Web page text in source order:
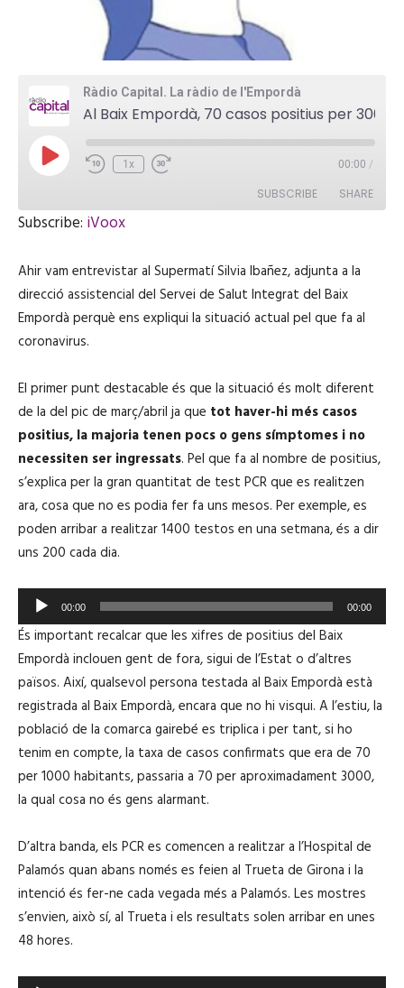
Ràdio Capital. La ràdio de l'Empordà
P
l
E
p
o
e
1x 00:00 /
SUBSCRIBE SHARE
RSS FEED
LINK
EMBED
Subscribe: iVoox
Ahir vam entrevistar al Supermatí Silvia Ibañez, adjunta a la
direcció assistencial del Servei de Salut Integrat del Baix
Empordà perquè ens expliqui la situació actual pel que fa al
coronavirus.
El primer punt destacable és que la situació és molt diferent
de la del pic de març/abril ja que tot haver-hi més casos
positius, la majoria tenen pocs o gens símptomes i no
necessiten ser ingressats. Pel que fa al nombre de positius,
s’explica per la gran quantitat de test PCR que es realitzen
ara, cosa que no es podia fer fa uns mesos. Per exemple, es
poden arribar a realitzar 1400 testos en una setmana, és a dir
uns 200 cada dia.
e
p
r
o
d
u
c
t
o
d
'
à
u
d
i
00:00 00:00
És important recalcar que les xifres de positius del Baix
Empordà inclouen gent de fora, sigui de l’Estat o d’altres
països. Així, qualsevol persona testada al Baix Empordà està
registrada al Baix Empordà, encara que no hi visqui. A l’estiu, la
població de la comarca gairebé es triplica i per tant, si ho
tenim en compte, la taxa de casos confirmats que era de 70
per 1000 habitants, passaria a 70 per aproximadament 3000,
la qual cosa no és gens alarmant.
D’altra banda, els PCR es comencen a realitzar a l’Hospital de
Palamós quan abans només es feien al Trueta de Girona i la
intenció és fer-ne cada vegada més a Palamós. Les mostres
s’envien, això sí, al Trueta i els resultats solen arribar en unes
48 hores.